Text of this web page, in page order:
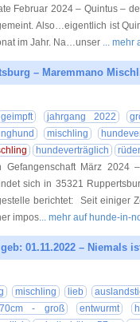
Februar 2024 – Quintus –
Also…eigentlich ist
im Jahr. Na…unser ... mehr
– Maremmano
geimpft jahrgang 2022
mischling
hundeverträglich
Gefangenschaft März 2024
sich in 35321
berichtet: Seit einiger
impos... mehr auf hunde-in-
01.11.2022 – Niemals
mischling lieb
- groß entwurmt